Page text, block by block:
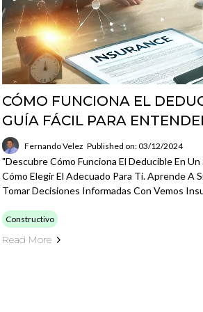
CÓMO FUNCIONA EL
GUÍA FÁCIL PARA
Fernando Velez Published on: 03/12/2024
"Descubre Cómo Funciona El Deducible En
Cómo Elegir El Adecuado Para Ti. Aprende A
Tomar Decisiones Informadas Con Vemos
Constructivo
Read More